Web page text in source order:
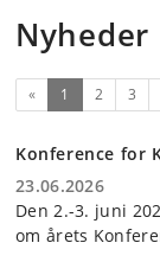
Nyheder
« 1 (nuværende)
2 3
Konference for
23.06.2026
Den 2.-3. juni
om årets